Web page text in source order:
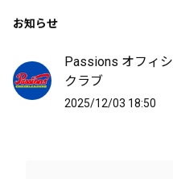
お知らせ
Passions オフィ
クラブ
2025/12/03 18:50